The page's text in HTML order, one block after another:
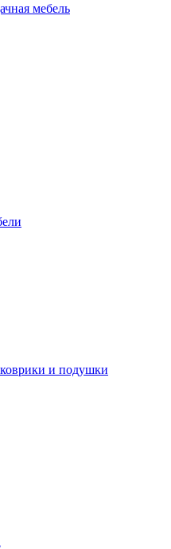
мебель
и подушки